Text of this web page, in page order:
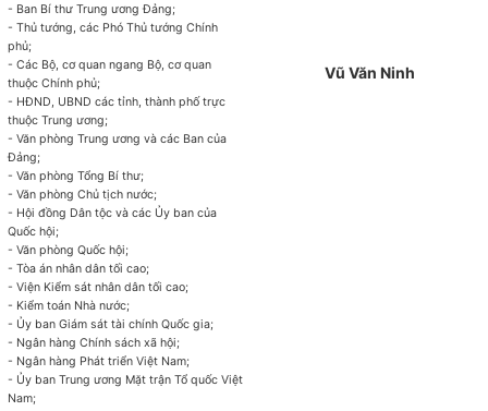
- Ban Bí thư Trung ương Đảng;
- Thủ tướng, các Phó Thủ tướng Chính
phủ;
- Các Bộ, cơ quan ngang Bộ, cơ quan
thuộc Chính phủ;
- HĐND, UBND các tỉnh, thành phố trực
thuộc Trung ương;
- Văn phòng Trung ương và các Ban của
Đảng;
- Văn phòng Tổng Bí thư;
- Văn phòng Chủ tịch nước;
- Hội đồng Dân tộc và các Ủy ban của
Quốc hội;
- Văn phòng Quốc hội;
- Tòa án nhân dân tối cao;
- Viện Kiểm sát nhân dân tối cao;
- Kiểm toán Nhà nước;
- Ủy ban Giám sát tài chính Quốc gia;
- Ngân hàng Chính sách xã hội;
- Ngân hàng Phát triển Việt Nam;
- Ủy ban Trung ương Mặt trận Tổ quốc Việt
Nam;
Vũ Văn Ninh